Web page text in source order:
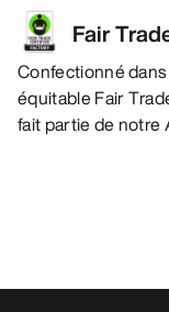
Fair
Confectionné
équitable Fair
fait partie de notre